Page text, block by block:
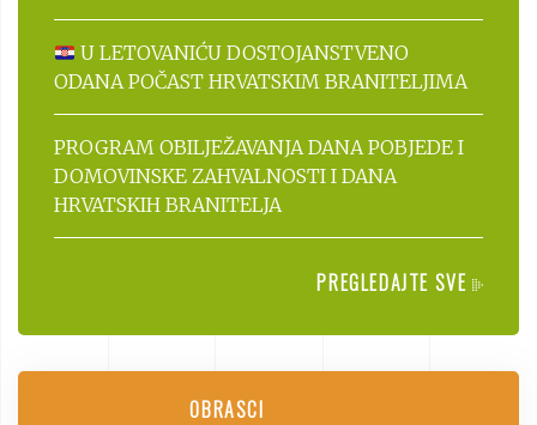
U LETOVANIĆU DOSTOJANSTVENO
ODANA POČAST HRVATSKIM BRANITELJIMA
PROGRAM OBILJEŽAVANJA DANA POBJEDE I
DOMOVINSKE ZAHVALNOSTI I DANA
HRVATSKIH BRANITELJA
PREGLEDAJTE SVE
OBRASCI